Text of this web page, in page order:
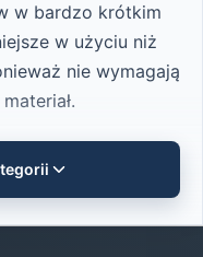
w bardzo krótkim
w użyciu niż
nie wymagają
pneumatyczne
dla